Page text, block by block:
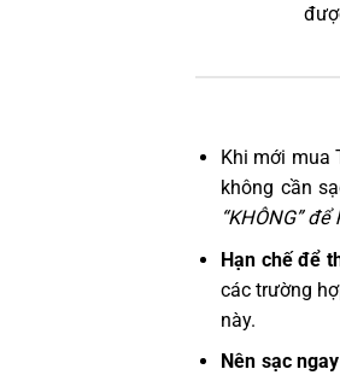
Khi mới mua
không cần
“KHÔNG”
Hạn chế để
các trường
này.
Nên sạc